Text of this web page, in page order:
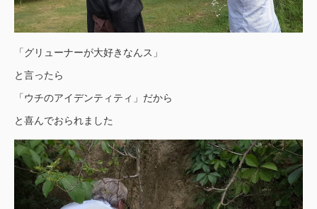
「グリューナーが大好きなんス」
と言ったら
「ウチのアイデンティティ」だから
と喜んでおられました